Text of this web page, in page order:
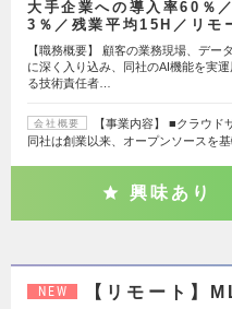
大手企業への導入率60％
3％／残業平均15H／リモ
【職務概要】 顧客の業務現場、デー
に深く入り込み、同社のAI機能を実
る技術責任者…
会社概要
【事業内容】 ■クラウド
同社は創業以来、オープンソースを
興味あり
NEW 【リモート】